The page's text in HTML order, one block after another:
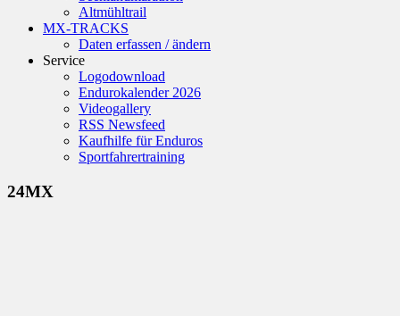
Altmühltrail
MX-TRACKS
Daten erfassen / ändern
Service
Logodownload
Endurokalender 2026
Videogallery
RSS Newsfeed
Kaufhilfe für Enduros
Sportfahrertraining
24MX